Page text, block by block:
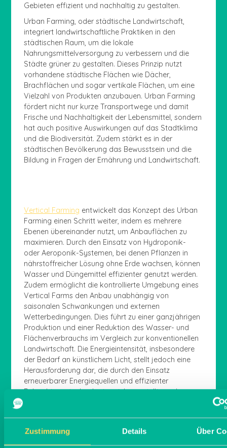
Zustimmung Details Über
Gebieten effizient und nachhaltig zu gestalten.
Urban Farming, oder städtische Landwirtschaft,
integriert landwirtschaftliche Praktiken in den
städtischen Raum, um die lokale
Nahrungsmittelversorgung zu verbessern und die
Städte grüner zu gestalten. Dieses Prinzip nutzt
vorhandene städtische Flächen wie Dächer,
Brachflächen und sogar vertikale Flächen, um eine
Vielzahl von Produkten anzubauen. Urban Farming
fördert nicht nur kurze Transportwege und damit
Frische und Nachhaltigkeit der Lebensmittel, sondern
hat auch positive Auswirkungen auf das Stadtklima
und die Biodiversität. Zudem stärkt es in der
städtischen Bevölkerung das Bewusstsein und die
Bildung in Fragen der Ernährung und Landwirtschaft.
Vertical Farming entwickelt das Konzept des Urban
Farming einen Schritt weiter, indem es mehrere
Ebenen übereinander nutzt, um Anbauflächen zu
maximieren. Durch den Einsatz von Hydroponik-
oder Aeroponik-Systemen, bei denen Pflanzen in
nährstoffreicher Lösung ohne Erde wachsen, können
Wasser und Düngemittel effizienter genutzt werden.
Zudem ermöglicht die kontrollierte Umgebung eines
Vertical Farms den Anbau unabhängig von
saisonalen Schwankungen und externen
Wetterbedingungen. Dies führt zu einer ganzjährigen
Produktion und einer Reduktion des Wasser- und
Flächenverbrauchs im Vergleich zur konventionellen
Landwirtschaft. Die Energieintensität, insbesondere
der Bedarf an künstlichem Licht, stellt jedoch eine
Herausforderung dar, die durch den Einsatz
erneuerbarer Energiequellen und effizienter
Beleuchtungstechnologien sichergestellt werden